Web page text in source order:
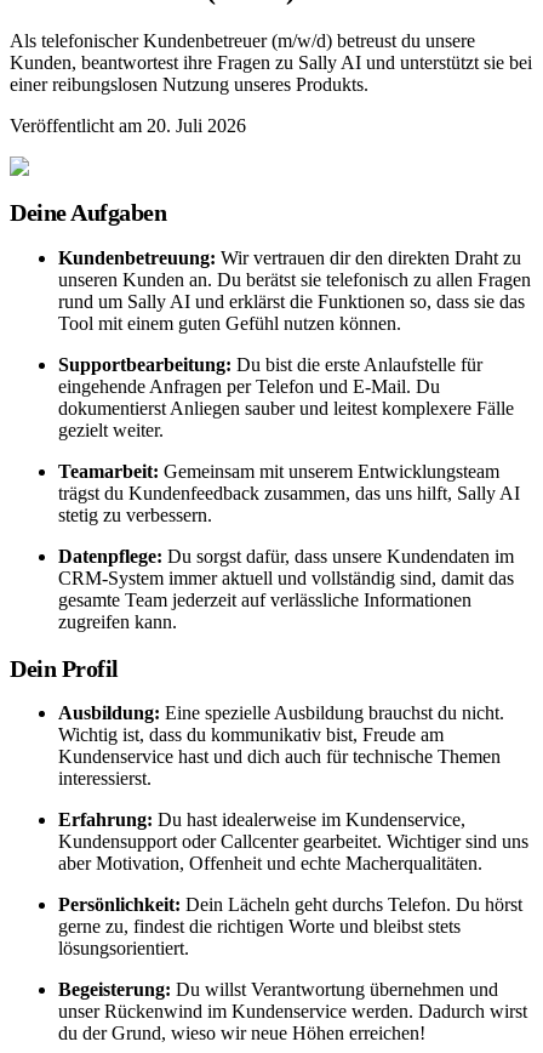
Als telefonischer Kundenbetreuer (m/w/d) betreust du unsere
Kunden, beantwortest ihre Fragen zu Sally AI und unterstützt sie bei
einer reibungslosen Nutzung unseres Produkts.
Veröffentlicht am 20. Juli 2026
Deine Aufgaben
Kundenbetreuung: Wir vertrauen dir den direkten Draht zu
unseren Kunden an. Du berätst sie telefonisch zu allen Fragen
rund um Sally AI und erklärst die Funktionen so, dass sie das
Tool mit einem guten Gefühl nutzen können.
Supportbearbeitung: Du bist die erste Anlaufstelle für
eingehende Anfragen per Telefon und E-Mail. Du
dokumentierst Anliegen sauber und leitest komplexere Fälle
gezielt weiter.
Teamarbeit: Gemeinsam mit unserem Entwicklungsteam
trägst du Kundenfeedback zusammen, das uns hilft, Sally AI
stetig zu verbessern.
Datenpflege: Du sorgst dafür, dass unsere Kundendaten im
CRM-System immer aktuell und vollständig sind, damit das
gesamte Team jederzeit auf verlässliche Informationen
zugreifen kann.
Dein Profil
Ausbildung: Eine spezielle Ausbildung brauchst du nicht.
Wichtig ist, dass du kommunikativ bist, Freude am
Kundenservice hast und dich auch für technische Themen
interessierst.
Erfahrung: Du hast idealerweise im Kundenservice,
Kundensupport oder Callcenter gearbeitet. Wichtiger sind uns
aber Motivation, Offenheit und echte Macherqualitäten.
Persönlichkeit: Dein Lächeln geht durchs Telefon. Du hörst
gerne zu, findest die richtigen Worte und bleibst stets
lösungsorientiert.
Begeisterung: Du willst Verantwortung übernehmen und
unser Rückenwind im Kundenservice werden. Dadurch wirst
du der Grund, wieso wir neue Höhen erreichen!